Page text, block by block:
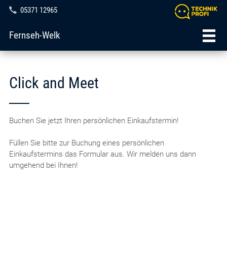
05371 12965
Fernseh-Welk
Click and Meet
Buchen Sie jetzt Ihren persönlichen Einkaufstermin!
Füllen Sie bitte zur Buchung eines persönlichen
Einkaufstermins das Formular aus. Wir melden uns dann
umgehend bei Ihnen!